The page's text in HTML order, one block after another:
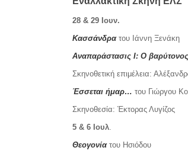
28 & 29 Ιουν.
Κασσάνδρα του Ιάννη Ξενάκη
Αναπαράστασις Ι: Ο βαρύτονος
Σκηνοθετική επιμέλεια:
Έσσεται ήμαρ… του Γιώργου
Σκηνοθεσία: Έκτορας Λυγίζος
5 & 6 Ιουλ.
Θεογονίατου Hσιόδου